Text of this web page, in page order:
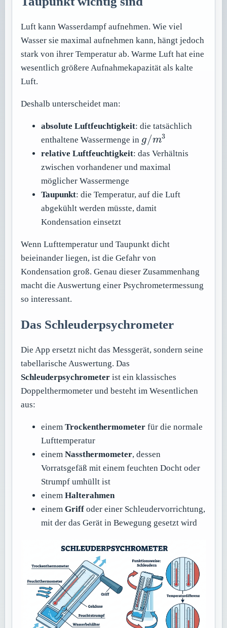
Luft kann Wasserdampf aufnehmen. Wie viel
Wasser sie maximal aufnehmen kann, hängt jedoch
stark von ihrer Temperatur ab. Warme Luft hat eine
wesentlich größere Aufnahmekapazität als kalte
Luft.
Deshalb unterscheidet man:
absolute Luftfeuchtigkeit: die tatsächlich
enthaltene Wassermenge in g/m^3
g /m3
relative Luftfeuchtigkeit: das Verhältnis
zwischen vorhandener und maximal
möglicher Wassermenge
Taupunkt: die Temperatur, auf die Luft
abgekühlt werden müsste, damit
Kondensation einsetzt
Wenn Lufttemperatur und Taupunkt dicht
beieinander liegen, ist die Gefahr von
Kondensation groß. Genau dieser Zusammenhang
macht die Auswertung einer Psychrometermessung
so interessant.
Das Schleuderpsychrometer
Die App ersetzt nicht das Messgerät, sondern seine
tabellarische Auswertung. Das
Schleuderpsychrometer ist ein klassisches
Doppelthermometer und besteht im Wesentlichen
aus:
einemTrockenthermometer für die normale
Lufttemperatur
einemNassthermometer, dessen
Vorratsgefäß mit einem feuchten Docht oder
Strumpf umhüllt ist
einemHalterahmen
einemGriff oder einer Schleudervorrichtung,
mit der das Gerät in Bewegung gesetzt wird